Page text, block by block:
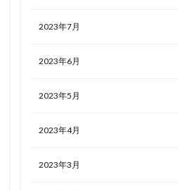
2023年7月
2023年6月
2023年5月
2023年4月
2023年3月